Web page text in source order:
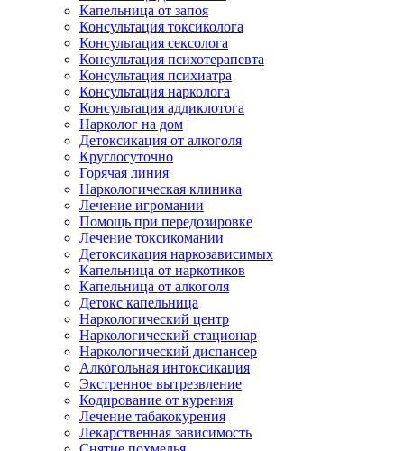
Капельница от запоя
Консультация токсиколога
Консультация сексолога
Консультация психотерапевта
Консультация психиатра
Консультация нарколога
Консультация аддиклотога
Нарколог на дом
Детоксикация от алкоголя
Круглосуточно
Горячая линия
Наркологическая клиника
Лечение игромании
Помощь при передозировке
Лечение токсикомании
Детоксикация наркозависимых
Капельница от наркотиков
Капельница от алкоголя
Детокс капельница
Наркологический центр
Наркологический стационар
Наркологический диспансер
Алкогольная интоксикация
Экстренное вытрезвление
Кодирование от курения
Лечение табакокурения
Лекарственная зависимость